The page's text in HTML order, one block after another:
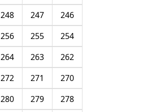
246
247
248
254
255
256
262
263
264
270
271
272
278
279
280